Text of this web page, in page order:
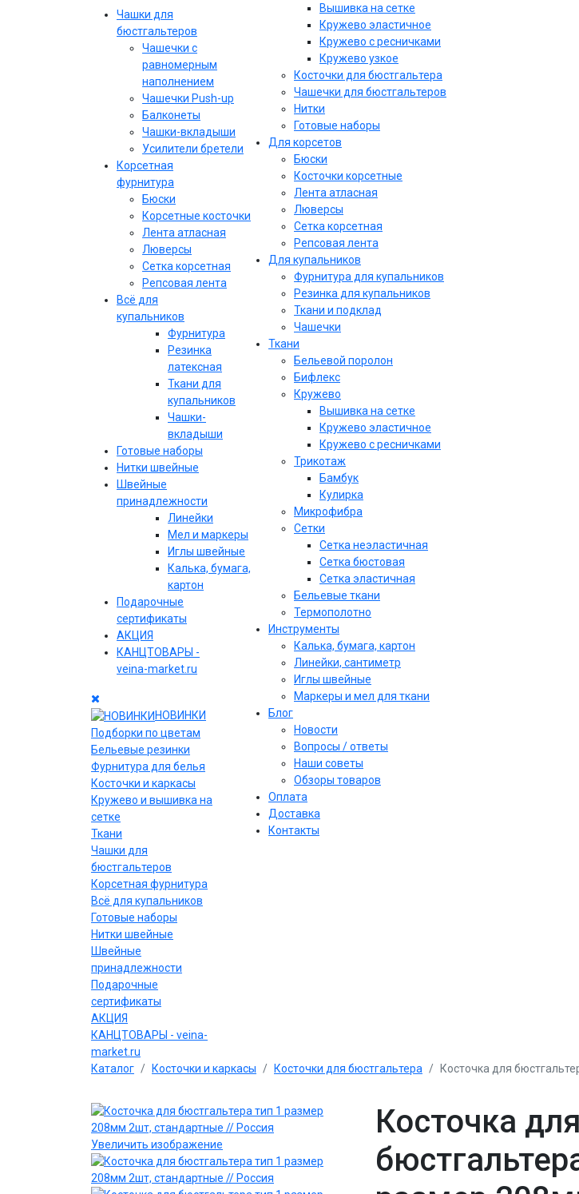
Чашки для
бюстгальтеров
Чашечки с
равномерным
наполнением
Чашечки Push-up
Балконеты
Чашки-вкладыши
Усилители бретели
Корсетная
фурнитура
Бюски
Корсетные косточки
Лента атласная
Люверсы
Сетка корсетная
Репсовая лента
Всё для
купальников
Фурнитура
Резинка
латексная
Ткани для
купальников
Чашки-
вкладыши
Готовые наборы
Нитки швейные
Швейные
принадлежности
Линейки
Мел и маркеры
Иглы швейные
Калька, бумага,
картон
Подарочные
сертификаты
АКЦИЯ
КАНЦТОВАРЫ -
veina-market.ru
НОВИНКИ
Подборки по цветам
Бельевые резинки
Фурнитура для белья
Косточки и каркасы
Кружево и вышивка на
сетке
Ткани
Чашки для
бюстгальтеров
Корсетная фурнитура
Всё для купальников
Готовые наборы
Нитки швейные
Швейные
принадлежности
Подарочные
сертификаты
АКЦИЯ
КАНЦТОВАРЫ - veina-
market.ru
Вышивка на сетке
Кружево эластичное
Кружево с ресничками
Кружево узкое
Косточки для бюстгальтера
Чашечки для бюстгальтеров
Нитки
Готовые наборы
Для корсетов
Бюски
Косточки корсетные
Лента атласная
Люверсы
Сетка корсетная
Репсовая лента
Для купальников
Фурнитура для купальников
Резинка для купальников
Ткани и подклад
Чашечки
Ткани
Бельевой поролон
Бифлекс
Кружево
Вышивка на сетке
Кружево эластичное
Кружево с ресничками
Трикотаж
Бамбук
Кулирка
Микрофибра
Сетки
Сетка неэластичная
Сетка бюстовая
Сетка эластичная
Бельевые ткани
Термополотно
Инструменты
Калька, бумага, картон
Линейки, сантиметр
Иглы швейные
Маркеры и мел для ткани
Блог
Новости
Вопросы / ответы
Наши советы
Обзоры товаров
Оплата
Доставка
Контакты
Каталог Косточки и каркасы Косточки для бюстгальтера Косточка для
Увеличить изображение
Косточка для